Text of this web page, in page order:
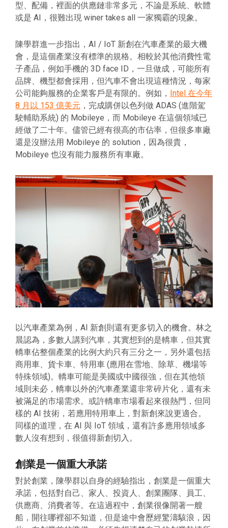
型、配備，裡面的供應鏈非常多元，不論是系統、軟體
或是 AI，很難出現 winer takes all 一家獨霸的現象。
陳學群進一步指出，AI / IoT 新創在汽車產業的最大機
會，是這個產業沒有標準的規格。相較於其他消費性電
子產品，例如手機的 3D face ID，一旦做成，可能所有
品牌、機型都會採用，但汽車不會出現這種情況，每家
公司能夠服務的企業客戶是有限的。例如， Intel 在今年
8 月以 153 億美元 ，完成購併以色列做 ADAS (進階駕
駛輔助系統) 的 Mobileye，而 Mobileye 在這個領域已
經做了二十年。儘管已經有很高的市佔率，但很多車廠
還是沒辦法用 Mobileye 的 solution，因為很貴，
Mobileye 也沒有能力服務所有車廠。
以汽車產業為例，AI 新創則還有更多切入的機會。林之
晨認為，多數人講到汽車，其實想到的是轎車，但其實
轎車佔整個產業的比例大約只有三分之一，另外還包括
商用車、貨卡車、特用車 (應用在雪地、除草、機場等
特殊領域)。轎車可能是美國或中國很強，但在其他領
域則未必，轎車以外的汽車產業還非常碎片化，還有未
被滿足的市場需求。或許轎車市場看起來很熱門，但同
樣的 AI 技術，若應用特用車上，對新創來說更適合。
同樣的道理，在 AI 與 IoT 領域，還有許多應用領域多
數人沒有想到，很值得新創切入。
創業是一個重大承諾
對於創業，陳學群以自身的經驗指出，創業是一個重大
承諾，包括對自己、家人、投資人、創業團隊、員工、
供應商、消費者等。在這過程中，創業很像開著一艘
船，開往哪裡卻不知道，但是途中會歷經驚濤駭浪，因